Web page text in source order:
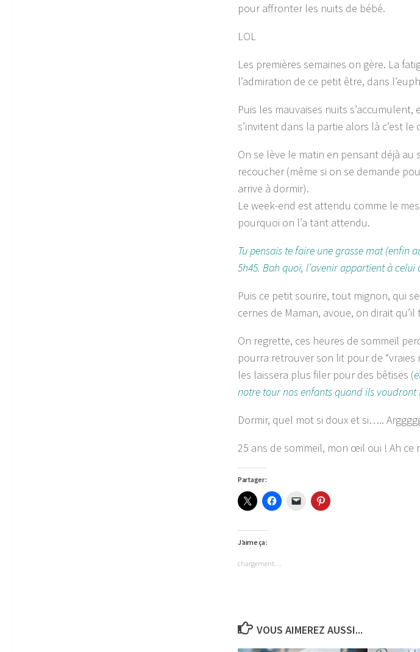
pour affronter les nuits de bébé.
LOL
Les premières semaines on gère. La
l’admiration de ce petit être, dans
Puis les mauvaises nuits
s’invitent dans la partie alors là c’est le
On se lève le matin en pensant déjà
recoucher (même si on se demande
arrive à dormir).
Le week-end est attendu comme le
pourquoi on l’a tant attendu.
Tu pensais te faire une grasse mat (enfin
5h45. Bah quoi, l’avenir appartient à celui
Puis ce petit sourire, tout mignon, qui
cernes de Maman, avoue, on dirait
On regrette, ces heures de sommeil
pourra retrouver son lit pour de “vraies
les laissera plus filer pour des bêtises (
notre tour nos enfants quand ils voudront
Dormir, quel mot si doux et si…..
25 ans de sommeil, mon œil oui ! Ah ce
Partager :
J’aime ça :
chargement…
VOUS AIMEREZ AUSSI...